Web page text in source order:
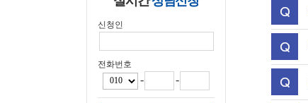
신청인
전화번호
- -